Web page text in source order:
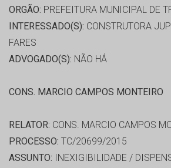
ORGÃO: PREFEITURA MUNICIPAL DE
INTERESSADO(S): CONSTRUTORA
FARES
ADVOGADO(S): NÃO HÁ
CONS. MARCIO CAMPOS MONTEIRO
RELATOR: CONS. MARCIO CAMPOS
PROCESSO: TC/20699/2015
ASSUNTO: INEXIGIBILIDADE /